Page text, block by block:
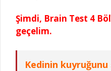
Şimdi, Brain Test 4
geçelim.
Kedinin